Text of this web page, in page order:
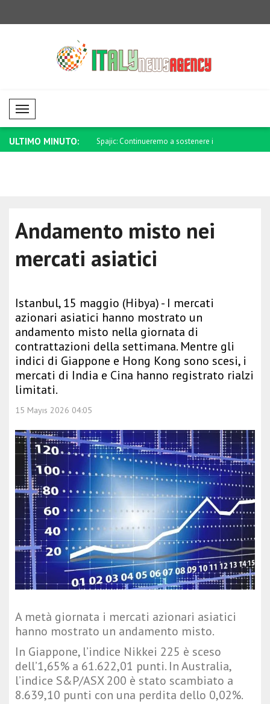
Mobil Menü
ULTIMO MINUTO:
a sostenere i Movimenti limitati sui mercati valutari
Andamento misto nei
mercati asiatici
Istanbul, 15 maggio (Hibya) - I mercati
azionari asiatici hanno mostrato un
andamento misto nella giornata di
contrattazioni della settimana. Mentre gli
indici di Giappone e Hong Kong sono scesi, i
mercati di India e Cina hanno registrato rialzi
limitati.
15 Mayıs 2026 04:05
A metà giornata i mercati azionari asiatici
hanno mostrato un andamento misto.
In Giappone, l’indice Nikkei 225 è sceso
dell’1,65% a 61.622,01 punti. In Australia,
l’indice S&P/ASX 200 è stato scambiato a
8.639,10 punti con una perdita dello 0,02%.